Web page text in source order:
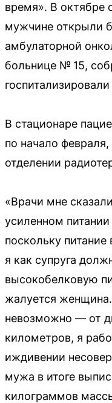
время». В октябре
мужчине открыли
амбулаторной
больнице № 15,
В стационаре
по начало
отделении
«Врачи мне
усиленном
поскольку питание
я как супруга
высокобелковую
жалуется
невозможно — от
километров, я
иждивении
мужа в итоге
килограммов